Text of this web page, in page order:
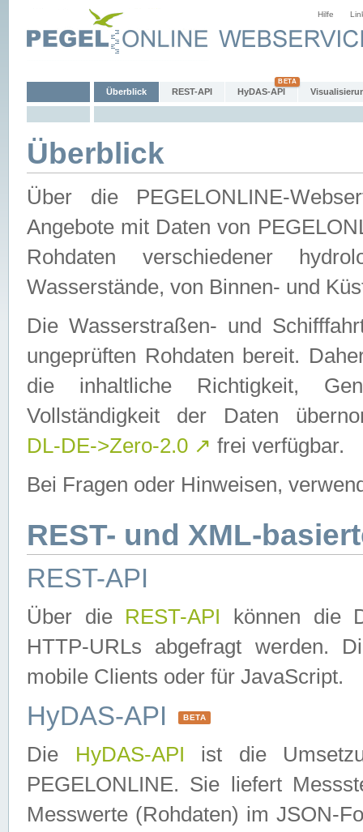
Hilfe
Überblick REST-API HyDAS-API
Überblick
Über die PEGELONLINE-
Angebote mit Daten von
Rohdaten verschiedener
Wasserstände, von Binnen- und
Die Wasserstraßen- und
ungeprüften Rohdaten bereit.
die inhaltliche Richtigkeit,
Vollständigkeit der Daten
DL-DE->Zero-2.0 ↗ frei verfügbar.
Bei Fragen oder Hinweisen,
REST- und XML-
REST-API
Über die REST-API können die
HTTP-URLs abgefragt werden.
mobile Clients oder für JavaScript.
HyDAS-API BETA
Die HyDAS-API ist die
PEGELONLINE. Sie liefert
Messwerte (Rohdaten) im JSON-